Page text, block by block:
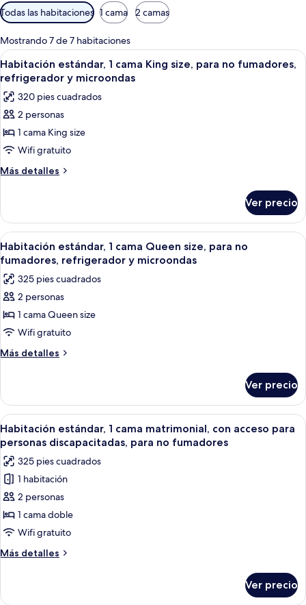
Filtros
disponibles
para
las
habitaciones
Todas las habitaciones 1 cama 2 camas
Mostrando 7 de 7 habitaciones
Abrir
todas
las
fotos
de
Habitación
estándar,
1
size,
para
no
fumadores,
refrigerador
y
microondas
Una habitación de hotel moderna
10
Habitación estándar, 1 cama King size, para no fumadores,
refrigerador y microondas
320 pies cuadrados
2 personas
1 cama King size
Wifi gratuito
Más detalles
Más
estándar,
cama
King
para
no
fumadores,
refrigerador
y
Ver precio
Abrir
todas
las
fotos
de
Habitación
estándar,
1
size,
para
no
fumadores,
refrigerador
y
microondas
Una habitación de hotel moderna
9
Habitación estándar, 1 cama Queen size, para no
fumadores, refrigerador y microondas
325 pies cuadrados
2 personas
1 cama Queen size
Wifi gratuito
Más detalles
Más
estándar,
cama
Queen
size,
para
no
fumadores,
refrigerador
y
Ver precio
Abrir
todas
las
fotos
de
Habitación
estándar,
1
cama
matrimonial,
acceso
Una habitación de hotel moderna
6
Habitación estándar, 1 cama matrimonial, con acceso para
personas discapacitadas, para no fumadores
325 pies cuadrados
1 habitación
2 personas
1 cama doble
Wifi gratuito
Más detalles
Más
estándar,
Ver precio